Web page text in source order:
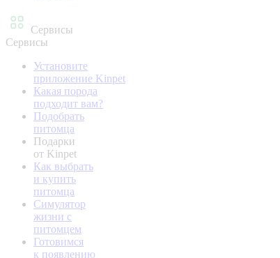
Сервисы
Сервисы
Установите
приложение Kinpet
Какая порода
подходит вам?
Подобрать
питомца
Подарки
от Kinpet
Как выбрать
и купить
питомца
Симулятор
жизни с
питомцем
Готовимся
к появлению